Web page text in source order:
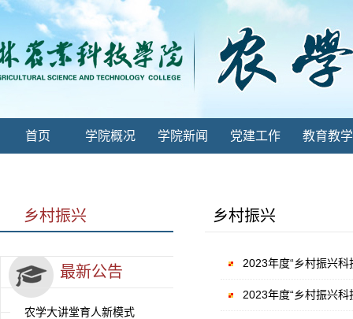
首页 学院概况 学院新闻 党建工作 教育教学
乡村振兴
最新公告
农学大讲堂育人新模式
乡村振兴
2023年度“乡村振兴
2023年度“乡村振兴